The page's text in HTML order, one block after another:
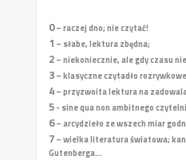
0– raczej dno; nie czytać!
1 – słabe, lektura zbędna;
2– niekoniecznie, ale gdy czasu
3– klasyczne czytadło rozrywkowe
4– przyzwoita lektura na
5- sine qua non ambitnego
6– arcydzieło ze wszech miar
7– wielka literatura światowa;
Gutenberga...